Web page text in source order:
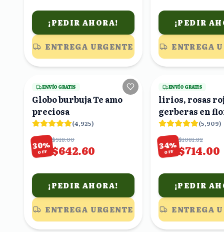
¡PEDIR AHORA!
ENTREGA URGENTE
¡PEDIR
ENTREGA
21viendo
ENVÍO GRATIS
Globo burbuja Te amo
preciosa
(4,925)
30%
OFF
$918.00
$642.60
¡PEDIR AHORA!
ENTREGA URGENTE
ENVÍO GRATIS
lirios, rosas
gerberas en
globo amor
(5,909)
34%
OFF
$1081.82
$714.00
¡PEDIR
ENTREGA
4viendo